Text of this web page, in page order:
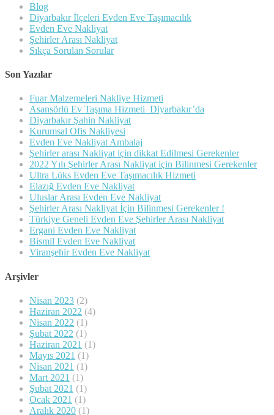
Blog
Diyarbakır İlçeleri Evden Eve Taşımacılık
Evden Eve Nakliyat
Şehirler Arası Nakliyat
Sıkça Sorulan Sorular
Son Yazılar
Fuar Malzemeleri Nakliye Hizmeti
Asansörlü Ev Taşıma Hizmeti Diyarbakır’da
Diyarbakır Şahin Nakliyat
Kurumsal Ofis Nakliyesi
Evden Eve Nakliyat Ambalaj
Şehirler arası Nakliyat için dikkat Edilmesi Gerekenler
2022 Yılı Şehirler Arası Nakliyat için Bilinmesi Gerekenler
Ultra Lüks Evden Eve Taşımacılık Hizmeti
Elazığ Evden Eve Nakliyat
Uluslar Arası Evden Eve Nakliyat
Şehirler Arası Nakliyat İçin Bilinmesi Gerekenler !
Türkiye Geneli Evden Eve Şehirler Arası Nakliyat
Ergani Evden Eve Nakliyat
Bismil Evden Eve Nakliyat
Viranşehir Evden Eve Nakliyat
Arşivler
Nisan 2023 (2)
Haziran 2022 (4)
Nisan 2022 (1)
Şubat 2022 (1)
Haziran 2021 (1)
Mayıs 2021 (1)
Nisan 2021 (1)
Mart 2021 (1)
Şubat 2021 (1)
Ocak 2021 (1)
Aralık 2020 (1)